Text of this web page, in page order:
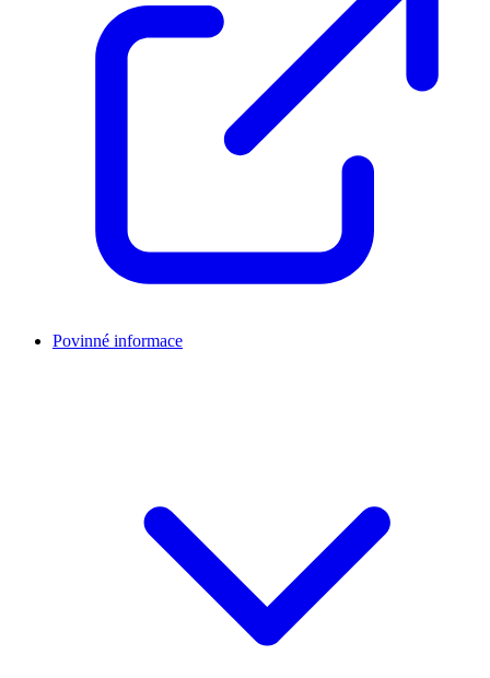
Povinné informace